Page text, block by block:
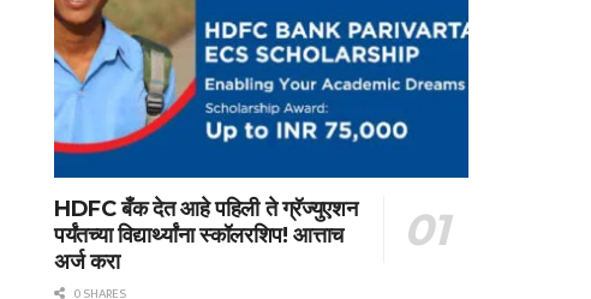
HDFC बँक देत आहे पहिली ते ग्रॅज्युएशन
पर्यंतच्या विद्यार्थ्यांना स्कॉलरशिप! आत्ताच
अर्ज करा